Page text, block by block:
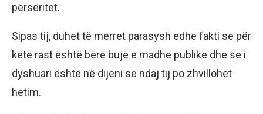
përsëritet.
Sipas tij, duhet të merret parasysh edhe fakti se për
këtë rast është bërë bujë e madhe publike dhe se i
dyshuari është në dijeni se ndaj tij po zhvillohet
hetim.